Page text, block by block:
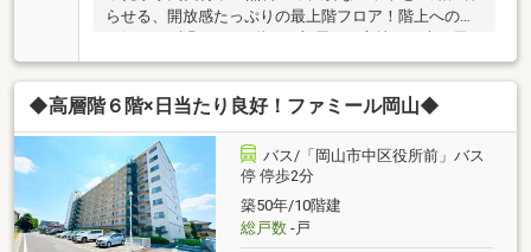
らせる、開放感たっぷりの最上階フロア！階上への音
が通り抜ける快適な空間です。3LDKのゆとりある間取
りで、家族それぞれの時間も大切に。「浜・中区役所
前」バス停まで徒歩2分と毎日の通勤・お出かけもス
ムーズで、車を持たない暮らしにもやさしい立地で
す。落ち着いた住環境と便利な暮らしを、まずは見学
で体感してみませんか？お気軽に見学予約をお待ちし
ております！Free【0800-200-2244】
◆高層階６階×日当たり良好！ファミール岡山◆
バス/「岡山市中区役所前」バス
停 停歩2分
築50年/10階建
総戸数-戸